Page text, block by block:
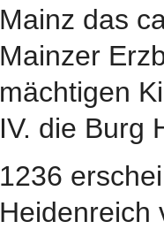
Mainz das
Mainzer
mächtigen
IV. die Burg
1236
Heidenreich